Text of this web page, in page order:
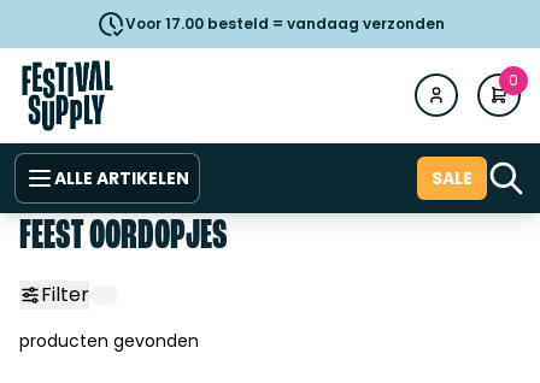
Voor 17.00 besteld = vandaag verzonden
0
ALLE ARTIKELEN SALE
FEEST OORDOPJES
Filter
producten gevonden